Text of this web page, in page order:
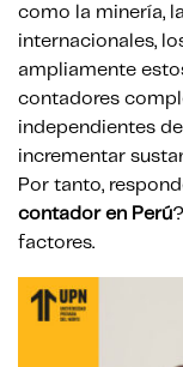
como la minería,
internacionales,
ampliamente
contadores
independientes
incrementar
Por tanto,
contador en Perú
factores.